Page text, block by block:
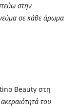
στην
σε κάθε άρωμα
Beauty στη
του